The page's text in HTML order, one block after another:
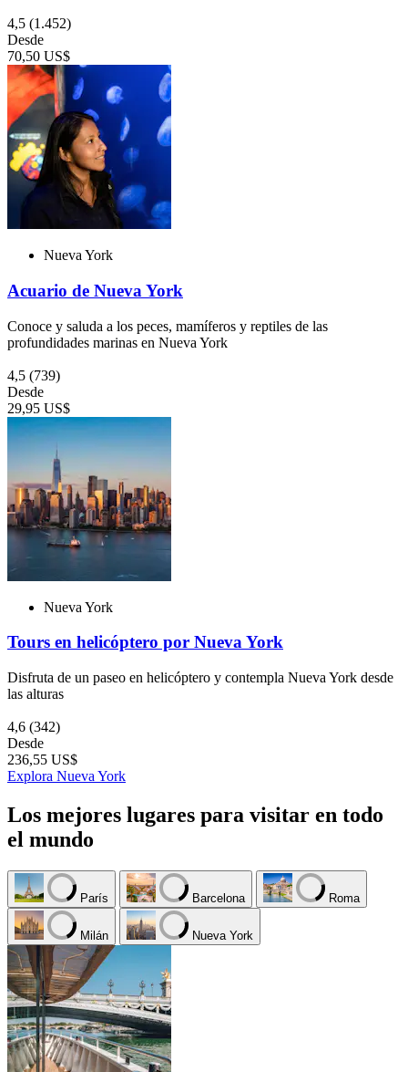
4,5 (1.452)
Desde
70,50 US$
Nueva York
Acuario de Nueva York
Conoce y saluda a los peces, mamíferos y reptiles de las
profundidades marinas en Nueva York
4,5 (739)
Desde
29,95 US$
Nueva York
Tours en helicóptero por Nueva York
Disfruta de un paseo en helicóptero y contempla Nueva York desde
las alturas
4,6 (342)
Desde
236,55 US$
Explora Nueva York
Los mejores lugares para visitar en todo
el mundo
París Barcelona Roma
Milán Nueva York